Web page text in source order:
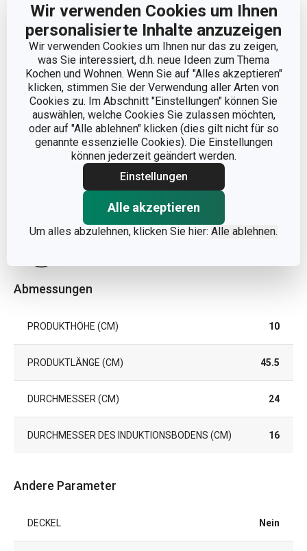
Wir verwenden Cookies um Ihnen
personalisierte Inhalte anzuzeigen
Wir verwenden Cookies um Ihnen nur das zu zeigen,
was Sie interessiert, d.h. neue Ideen zum Thema
Kochen und Wohnen. Wenn Sie auf "Alles akzeptieren"
klicken, stimmen Sie der Verwendung aller Arten von
Cookies zu. Im Abschnitt "Einstellungen" können Sie
auswählen, welche Cookies Sie zulassen möchten,
oder auf "Alle ablehnen" klicken (dies gilt nicht für so
genannte essenzielle Cookies). Die Einstellungen
können jederzeit geändert werden.
Einstellungen
Alle akzeptieren
Um alles abzulehnen, klicken Sie hier: Alle ablehnen.
Weniger anzeigen
Abmessungen
PRODUKTHÖHE (CM) 10
PRODUKTLÄNGE (CM) 45.5
DURCHMESSER (CM) 24
DURCHMESSER DES INDUKTIONSBODENS (CM) 16
Andere Parameter
DECKEL Nein